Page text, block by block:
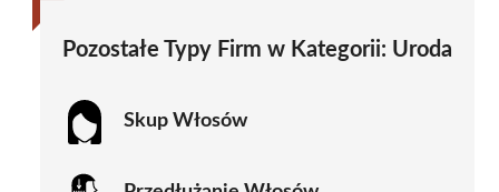
Pozostałe Typy Firm w Kategorii: Uroda
Skup Włosów